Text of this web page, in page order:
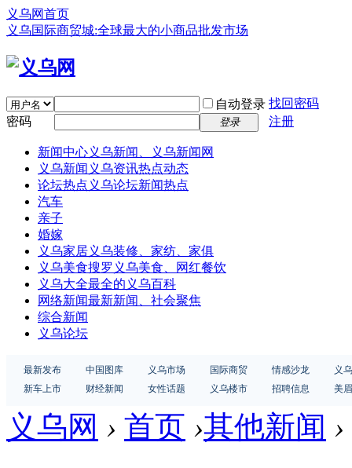
义乌网首页
义乌国际商贸城:全球最大的小商品批发市场
自动登录 找回密码
密码
登录 注册
新闻中心义乌新闻、义乌新闻网
义乌新闻 义乌资讯热点动态
论坛热点 义乌论坛新闻热点
汽车
亲子
婚嫁
义乌家居义乌装修、家纺、家俱
义乌美食搜罗义乌美食、网红餐饮
义乌大全最全的义乌百科
网络新闻最新新闻、社会聚焦
综合新闻
义乌论坛
最新发布 中国图库 义乌市场 国际商贸 情感沙龙
义
新车上市
财经新闻 女性话题 义乌楼市 招聘信息 美
义乌网 › 首页 ›其他新闻 ›